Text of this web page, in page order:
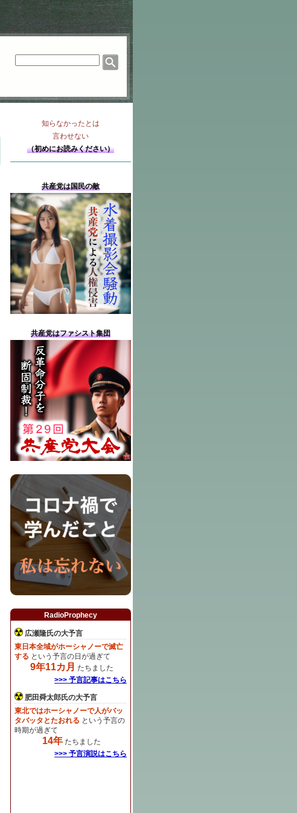
知らなかったとは
言わせない
（初めにお読みください）
共産党は国民の敵
共産党はファシスト集団